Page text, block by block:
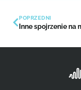
POPRZEDNI